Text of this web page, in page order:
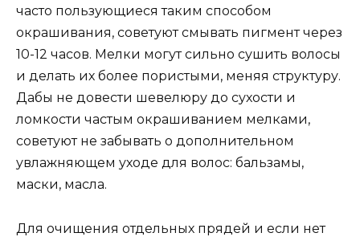
часто пользующиеся таким способом
окрашивания, советуют смывать пигмент через
10-12 часов. Мелки могут сильно сушить волосы
и делать их более пористыми, меняя структуру.
Дабы не довести шевелюру до сухости и
ломкости частым окрашиванием мелками,
советуют не забывать о дополнительном
увлажняющем уходе для волос: бальзамы,
маски, масла.
Для очищения отдельных прядей и если нет